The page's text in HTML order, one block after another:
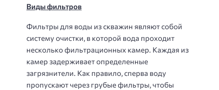
Виды фильтров
Фильтры для воды из скважин являют собой
систему очистки, в которой вода проходит
несколько фильтрационных камер. Каждая из
камер задерживает определенные
загрязнители. Как правило, сперва воду
пропускают через грубые фильтры, чтобы